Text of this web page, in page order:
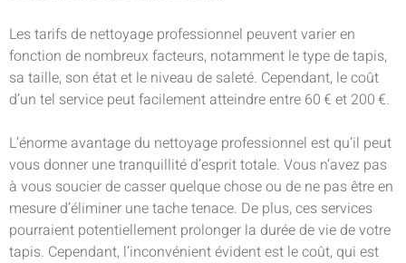
Les tarifs de nettoyage professionnel peuvent varier en
fonction de nombreux facteurs, notamment le type de tapis,
sa taille, son état et le niveau de saleté. Cependant, le coût
d’un tel service peut facilement atteindre entre 60 € et 200 €.
L’énorme avantage du nettoyage professionnel est qu’il peut
vous donner une tranquillité d’esprit totale. Vous n’avez pas
à vous soucier de casser quelque chose ou de ne pas être en
mesure d’éliminer une tache tenace. De plus, ces services
pourraient potentiellement prolonger la durée de vie de votre
tapis. Cependant, l’inconvénient évident est le coût, qui est